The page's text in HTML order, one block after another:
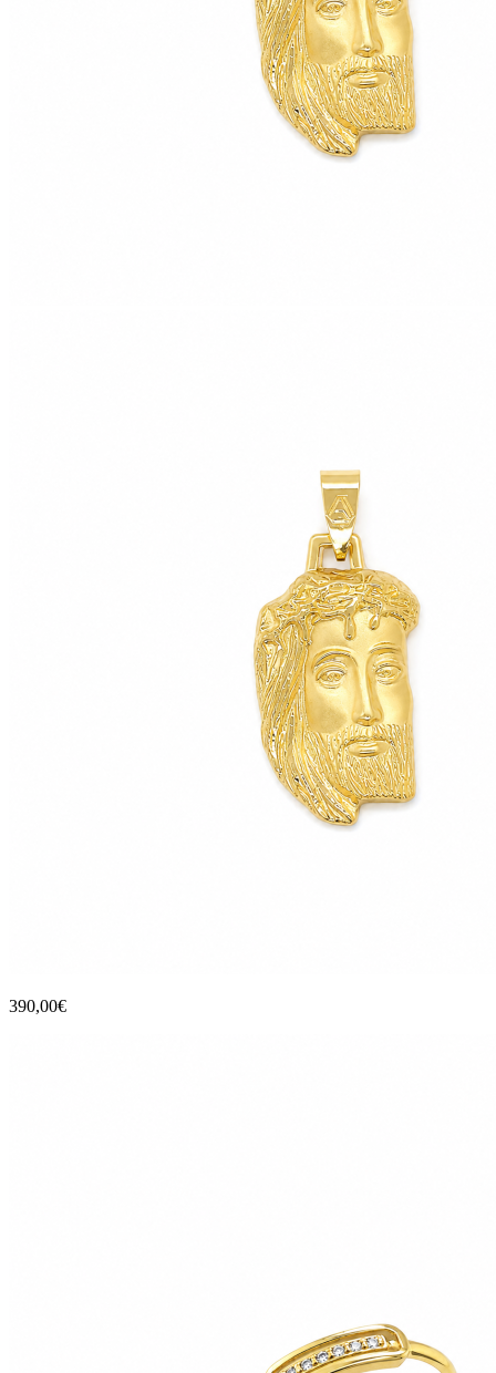
390,00€